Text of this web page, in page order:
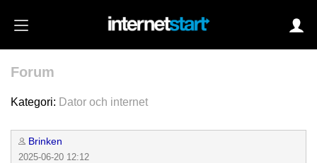
Forum
Kategori: Dator och internet
Brinken
2025-06-20 12:12